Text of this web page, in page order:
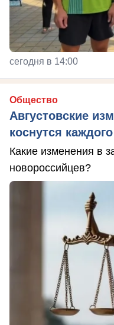
сегодня в 14:00
Общество
Августовские
коснутся
Какие изменения в
новороссийцев?